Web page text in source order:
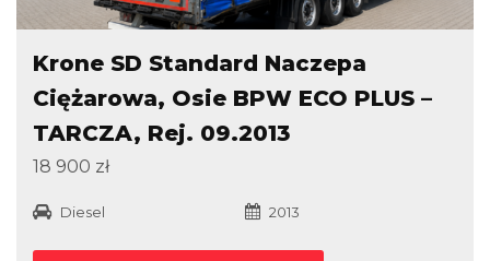
Krone SD Standard Naczepa
Ciężarowa, Osie BPW ECO PLUS –
TARCZA, Rej. 09.2013
18 900 zł
Diesel 2013